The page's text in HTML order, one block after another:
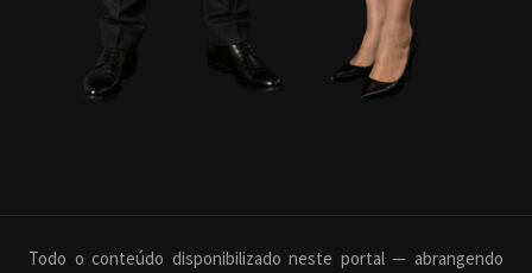
Todo o conteúdo disponibilizado neste portal — abrangendo